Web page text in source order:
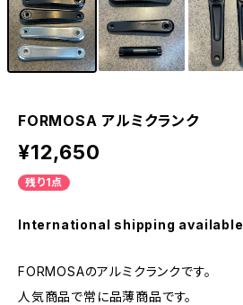
FORMOSA アルミクランク
¥12,650
残り1点
International shipping available
FORMOSAのアルミクランクです。
人気商品で常に品薄商品です。